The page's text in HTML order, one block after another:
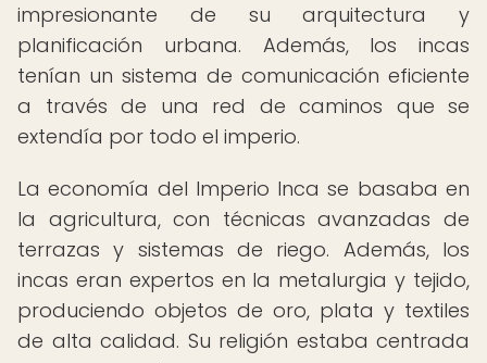
impresionante de su arquitectura y
planificación urbana. Además, los incas
tenían un sistema de comunicación eficiente
a través de una red de caminos que se
extendía por todo el imperio.
La economía del Imperio Inca se basaba en
la agricultura, con técnicas avanzadas de
terrazas y sistemas de riego. Además, los
incas eran expertos en la metalurgia y tejido,
produciendo objetos de oro, plata y textiles
de alta calidad. Su religión estaba centrada